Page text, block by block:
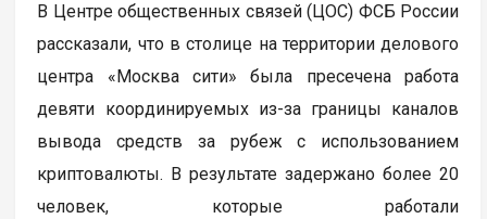
В Центре общественных связей (ЦОС) ФСБ России
рассказали, что в столице на территории делового
центра «Москва сити» была пресечена работа
девяти координируемых из-за границы каналов
вывода средств за рубеж с использованием
криптовалюты. В результате задержано более 20
человек, которые работали